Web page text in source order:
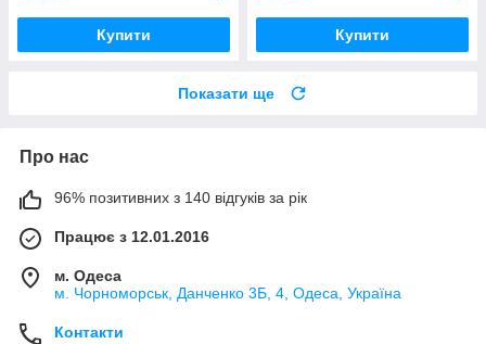
Купити Купити
Показати ще
Про нас
96% позитивних з 140 відгуків за рік
Працює з 12.01.2016
м. Одеса
м. Чорноморськ, Данченко 3Б, 4, Одеса, Україна
Контакти